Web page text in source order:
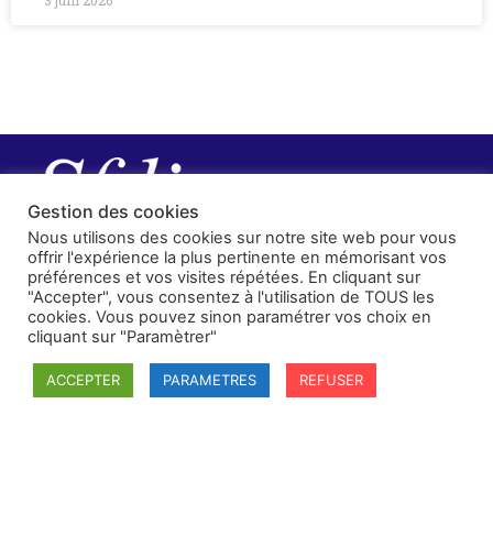
Gestion des cookies
Nous utilisons des cookies sur notre site web pour vous
offrir l'expérience la plus pertinente en mémorisant vos
préférences et vos visites répétées. En cliquant sur
"Accepter", vous consentez à l'utilisation de TOUS les
cookies. Vous pouvez sinon paramétrer vos choix en
cliquant sur "Paramètrer"
ACCEPTER PARAMETRES REFUSER